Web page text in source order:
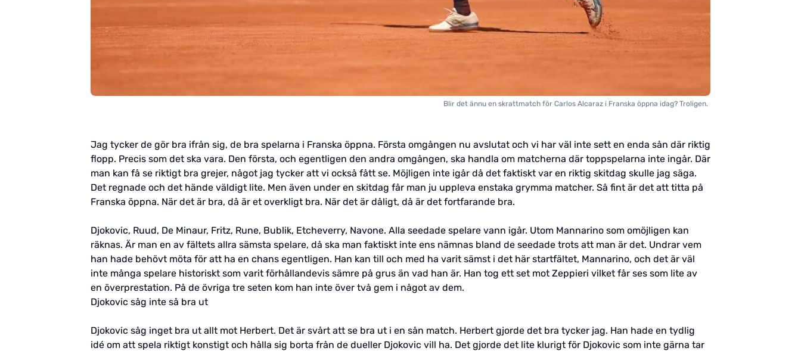
Blir det ännu en skrattmatch för Carlos Alcaraz i Franska öppna idag? Troligen.
Jag tycker de gör bra ifrån sig, de bra spelarna i Franska öppna. Första omgången nu avslutat och vi har väl inte sett en enda sån där riktig
flopp. Precis som det ska vara. Den första, och egentligen den andra omgången, ska handla om matcherna där toppspelarna inte ingår. Där
man kan få se riktigt bra grejer, något jag tycker att vi också fått se. Möjligen inte igår då det faktiskt var en riktig skitdag skulle jag säga.
Det regnade och det hände väldigt lite. Men även under en skitdag får man ju uppleva enstaka grymma matcher. Så fint är det att titta på
Franska öppna. När det är bra, då är et overkligt bra. När det är dåligt, då är det fortfarande bra.
Djokovic, Ruud, De Minaur, Fritz, Rune, Bublik, Etcheverry, Navone. Alla seedade spelare vann igår. Utom Mannarino som omöjligen kan
räknas. Är man en av fältets allra sämsta spelare, då ska man faktiskt inte ens nämnas bland de seedade trots att man är det. Undrar vem
han hade behövt möta för att ha en chans egentligen. Han kan till och med ha varit sämst i det här startfältet, Mannarino, och det är väl
inte många spelare historiskt som varit förhållandevis sämre på grus än vad han är. Han tog ett set mot Zeppieri vilket får ses som lite av
en överprestation. På de övriga tre seten kom han inte över två gem i något av dem.
Djokovic såg inte så bra ut
Djokovic såg inget bra ut allt mot Herbert. Det är svårt att se bra ut i en sån match. Herbert gjorde det bra tycker jag. Han hade en tydlig
idé om att spela riktigt konstigt och hålla sig borta från de dueller Djokovic vill ha. Det gjorde det lite klurigt för Djokovic som inte gärna tar